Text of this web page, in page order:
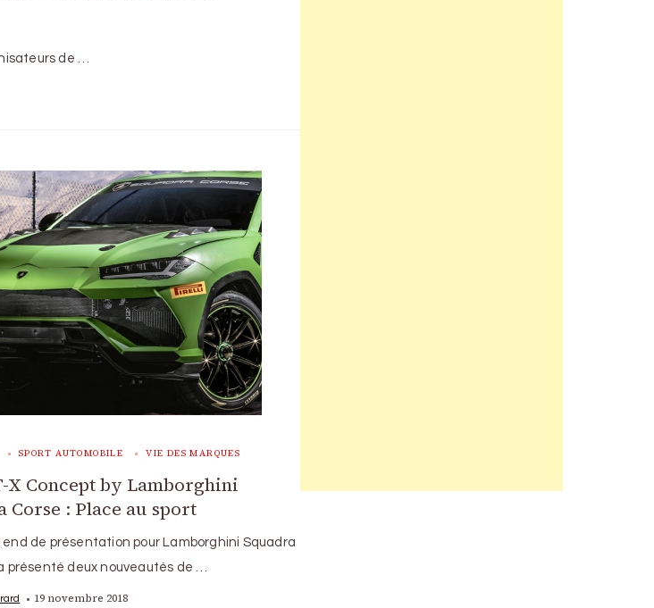
de …
SPORT AUTOMOBILE VIE DES MARQUES
X Concept by Lamborghini
Corse : Place au sport
end de présentation pour Lamborghini Squadra
présenté deux nouveautés de …
19 novembre 2018